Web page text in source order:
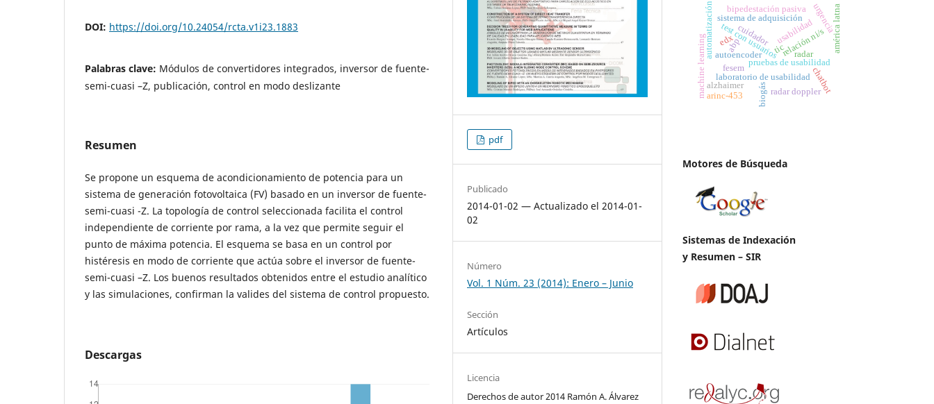
DOI: https://doi.org/10.24054/rcta.v1i23.1883
Palabras clave: Módulos de convertidores integrados, inversor de fuente-
semi-cuasi –Z, publicación, control en modo deslizante
Resumen
Se propone un esquema de acondicionamiento de potencia para un
sistema de generación fotovoltaica (FV) basado en un inversor de fuente-
semi-cuasi -Z. La topología de control seleccionada facilita el control
independiente de corriente por rama, a la vez que permite seguir el
punto de máxima potencia. El esquema se basa en un control por
histéresis en modo de corriente que actúa sobre el inversor de fuente-
semi-cuasi –Z. Los buenos resultados obtenidos entre el estudio analítico
y las simulaciones, confirman la valides del sistema de control propuesto.
Descargas
pdf
Publicado
2014-01-02 — Actualizado el 2014-01-
02
Número
Vol. 1 Núm. 23 (2014): Enero – Junio
Sección
Artículos
Licencia
Derechos de autor 2014 Ramón A. Álvarez
laboratorio de usabilidad
pruebas de usabilidad
test con usuariosusabilidad
sistema de adquisición
automatización
biogás
autoencoder
machine learning abp
fesem
edx relación ni/s
chatbot
alzhaimer
cuidador
urgencia
tic
bipedestación pasiva américa latna
radar
arinc-453 radar doppler
Motores de Búsqueda
Sistemas de Indexación
y Resumen – SIR